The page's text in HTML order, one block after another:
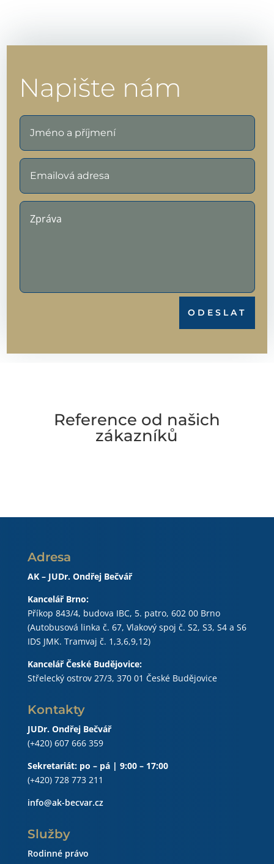
Napište nám
ODESLAT
Reference od našich
zákazníků
Adresa
AK – JUDr. Ondřej Bečvář
Kancelář Brno:
Příkop 843/4, budova IBC, 5. patro, 602 00 Brno
(Autobusová linka č. 67, Vlakový spoj č. S2, S3, S4 a S6
IDS JMK. Tramvaj č. 1,3,6,9,12)
Kancelář České Budějovice:
Střelecký ostrov 27/3, 370 01 České Budějovice
Kontakty
JUDr. Ondřej Bečvář
(+420) 607 666 359
Sekretariát: po – pá | 9:00 – 17:00
(+420) 728 773 211
info@ak-becvar.cz
Služby
Rodinné právo